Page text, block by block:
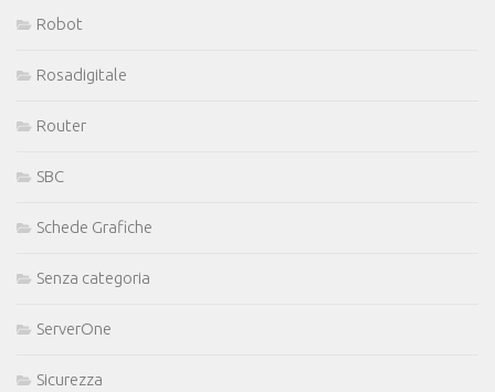
Robot
Rosadigitale
Router
SBC
Schede Grafiche
Senza categoria
ServerOne
Sicurezza